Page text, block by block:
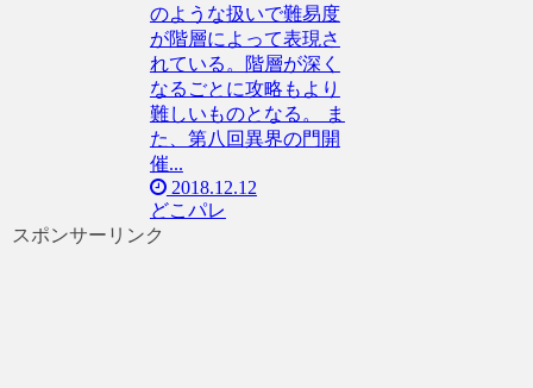
のような扱いで難易度
が階層によって表現さ
れている。階層が深く
なるごとに攻略もより
難しいものとなる。 ま
た、第八回異界の門開
催...
2018.12.12
どこパレ
スポンサーリンク